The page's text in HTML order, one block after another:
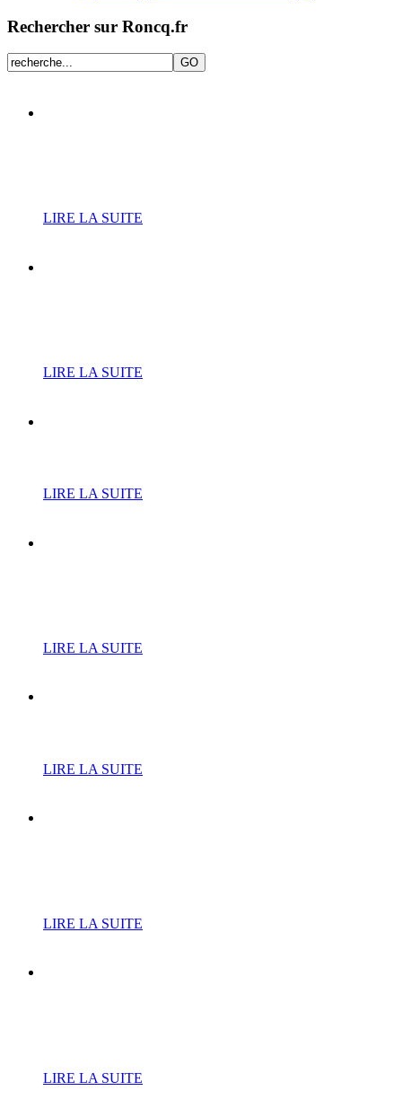
Rechercher sur Roncq.fr
LIRE LA SUITE
LIRE LA SUITE
LIRE LA SUITE
LIRE LA SUITE
LIRE LA SUITE
LIRE LA SUITE
LIRE LA SUITE